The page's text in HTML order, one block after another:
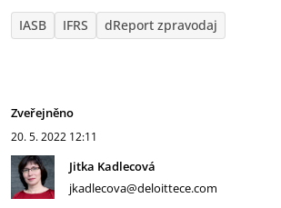
IASB IFRS dReport zpravodaj
Zveřejněno
20. 5. 2022 12:11
Jitka Kadlecová
jkadlecova@deloittece.com